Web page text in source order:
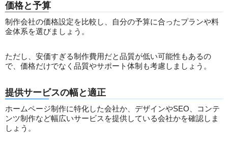
価格と予算
制作会社の価格設定を比較し、自分の予算に合ったプランや料
金体系を選びましょう。
ただし、安価すぎる制作費用だと品質が低い可能性もあるの
で、価格だけでなく品質やサポート体制も考慮しましょう。
提供サービスの幅と適正
ホームページ制作に特化した会社か、デザインやSEO、コンテ
ンツ制作など幅広いサービスを提供している会社かを確認しま
しょう。